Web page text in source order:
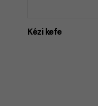
Kézi kefe